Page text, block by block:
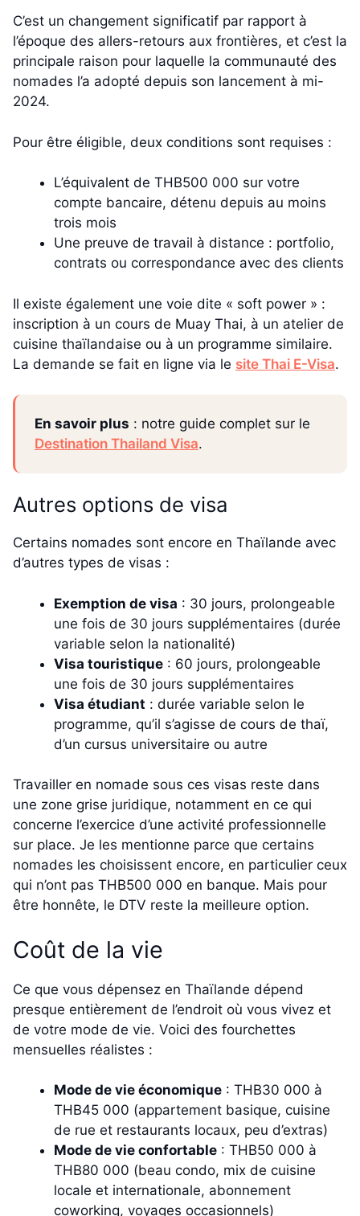
C’est un changement significatif par rapport à
l’époque des allers-retours aux frontières, et c’est la
principale raison pour laquelle la communauté des
nomades l’a adopté depuis son lancement à mi-
2024.
Pour être éligible, deux conditions sont requises :
L’équivalent de THB500 000 sur votre
compte bancaire, détenu depuis au moins
trois mois
Une preuve de travail à distance : portfolio,
contrats ou correspondance avec des clients
Il existe également une voie dite « soft power » :
inscription à un cours de Muay Thai, à un atelier de
cuisine thaïlandaise ou à un programme similaire.
La demande se fait en ligne via le site Thai E-Visa.
En savoir plus : notre guide complet sur le
Destination Thailand Visa.
Autres options de visa
Certains nomades sont encore en Thaïlande avec
d’autres types de visas :
Exemption de visa : 30 jours, prolongeable
une fois de 30 jours supplémentaires (durée
variable selon la nationalité)
Visa touristique : 60 jours, prolongeable
une fois de 30 jours supplémentaires
Visa étudiant : durée variable selon le
programme, qu’il s’agisse de cours de thaï,
d’un cursus universitaire ou autre
Travailler en nomade sous ces visas reste dans
une zone grise juridique, notamment en ce qui
concerne l’exercice d’une activité professionnelle
sur place. Je les mentionne parce que certains
nomades les choisissent encore, en particulier ceux
qui n’ont pas THB500 000 en banque. Mais pour
être honnête, le DTV reste la meilleure option.
Coût de la vie
Ce que vous dépensez en Thaïlande dépend
presque entièrement de l’endroit où vous vivez et
de votre mode de vie. Voici des fourchettes
mensuelles réalistes :
Mode de vie économique : THB30 000 à
THB45 000 (appartement basique, cuisine
de rue et restaurants locaux, peu d’extras)
Mode de vie confortable : THB50 000 à
THB80 000 (beau condo, mix de cuisine
locale et internationale, abonnement
coworking, voyages occasionnels)